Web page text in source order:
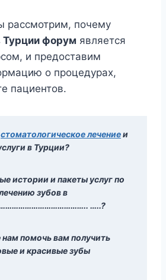
рассмотрим, почему
Турции форум является
и предоставим
о процедурах,
пациентов.
стоматологическое лечениеи
в Турции?
истории и пакеты услуг по
зубов в
…..?
нам помочь вам получить
и красивые зубы